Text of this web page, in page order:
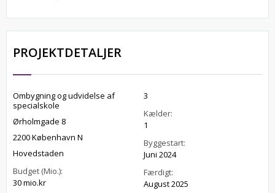
PROJEKTDETALJER
Ombygning og udvidelse af
specialskole
Ørholmgade 8
2200 København N
Hovedstaden
Budget (Mio.):
30 mio.kr
3
Kælder:
1
Byggestart:
Juni 2024
Færdigt:
August 2025